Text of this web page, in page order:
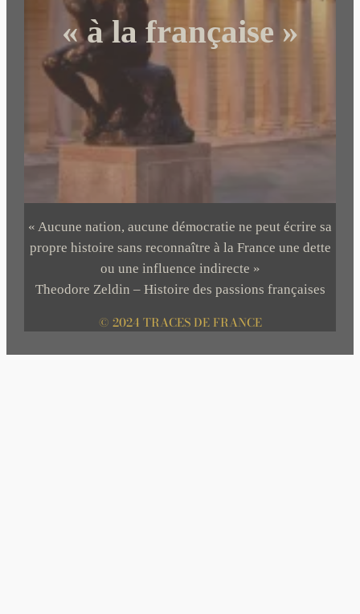
« à la française »
« Aucune nation, aucune démocratie ne peut écrire sa
propre histoire sans reconnaître à la France une dette
ou une influence indirecte »
Theodore Zeldin – Histoire des passions françaises
© 2024 TRACES DE FRANCE